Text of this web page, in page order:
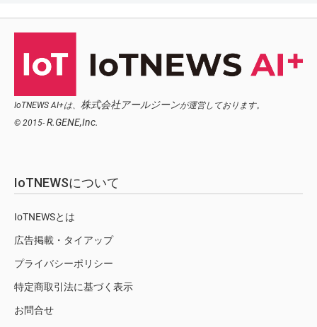
IoTNEWS AI+は、 株式会社アールジーンが運営しております。
© 2015- R.GENE,Inc.
IoTNEWSについて
IoTNEWSとは
広告掲載・タイアップ
プライバシーポリシー
特定商取引法に基づく表示
お問合せ